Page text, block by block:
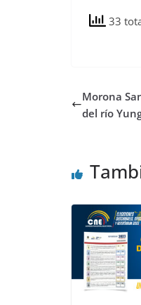
33
Morona
del río